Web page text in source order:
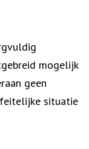
mogelijk
geen
situatie